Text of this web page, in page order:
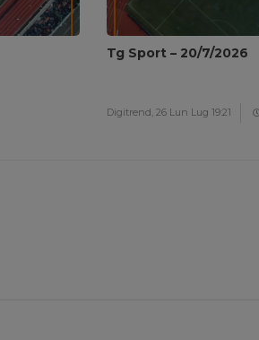
Tg Sport – 20/7/2026
Digitrend, 26 Lun Lug 19:21